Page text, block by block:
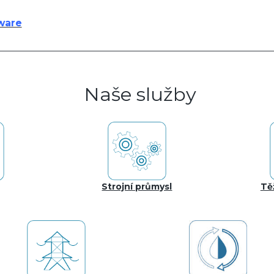
Naše služby
Strojní průmysl